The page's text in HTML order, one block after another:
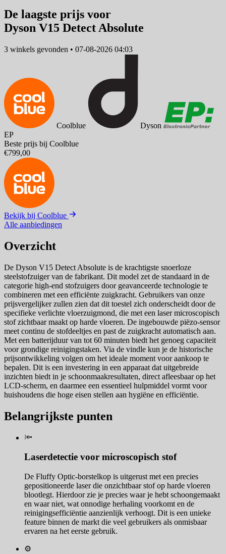
De laagste prijs voor
Dyson V15 Detect Absolute
3 winkels gevonden • 07-08-2026 04:03
Coolblue
Dyson
EP
Beste prijs bij Coolblue
€799,00
Bekijk bij Coolblue
Alle aanbiedingen
Overzicht
De Dyson V15 Detect Absolute is de krachtigste snoerloze
steelstofzuiger van de fabrikant. Dit model zet de standaard in de
categorie high-end stofzuigers door geavanceerde technologie te
combineren met een efficiënte zuigkracht. Gebruikers van onze
prijsvergelijker zullen zien dat dit toestel zich onderscheidt door de
specifieke verlichte vloerzuigmond, die met een laser microscopisch
stof zichtbaar maakt op harde vloeren. De ingebouwde piëzo-sensor
meet continu de stofdeeltjes en past de zuigkracht automatisch aan.
Met een batterijduur van tot 60 minuten biedt het genoeg capaciteit
voor grondige reinigingstaken. Via de vindle kun je de historische
prijsontwikkeling volgen om het ideale moment voor aankoop te
bepalen. Dit is een investering in een apparaat dat uitgebreide
inzichten biedt in je schoonmaakresultaten, direct afleesbaar op het
LCD-scherm, en daarmee een essentieel hulpmiddel vormt voor
huishoudens die hoge eisen stellen aan hygiëne en efficiëntie.
Belangrijkste punten
🔦
Laserdetectie voor microscopisch stof
De Fluffy Optic-borstelkop is uitgerust met een precies
gepositioneerde laser die onzichtbaar stof op harde vloeren
blootlegt. Hierdoor zie je precies waar je hebt schoongemaakt
en waar niet, wat onnodige herhaling voorkomt en de
reinigingsefficiëntie aanzienlijk verhoogt. Dit is een unieke
feature binnen de markt die veel gebruikers als onmisbaar
ervaren na het eerste gebruik.
⚙️